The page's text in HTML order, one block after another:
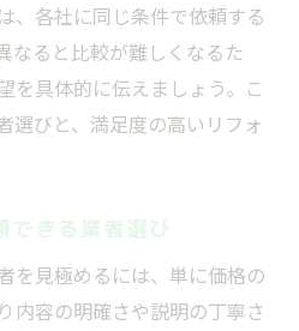
見積もり依頼の流れ
較しやすい業者選び方法
積もり依頼ポイント整理
り依頼で注意すべき点
判断基準を解説
ない比較ポイント徹底解
、各社に同じ条件で依頼する
なると比較が難しくなるた
を具体的に伝えましょう。こ
選びと、満足度の高いリフォ
できる業者選び
を見極めるには、単に価格の
内容の明確さや説明の丁寧さ